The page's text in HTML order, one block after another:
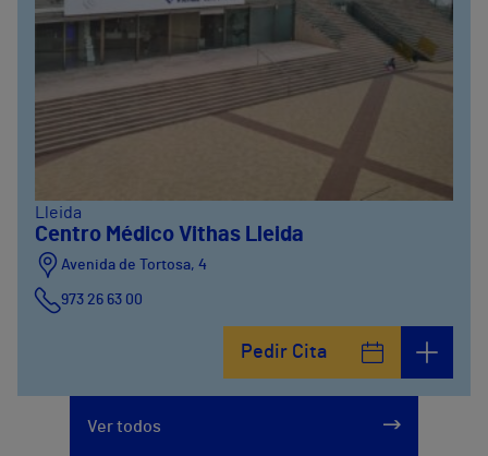
Lleida
Centro Médico Vithas Lleida
Avenida de Tortosa, 4
973 26 63 00
Pedir Cita
Ver todos